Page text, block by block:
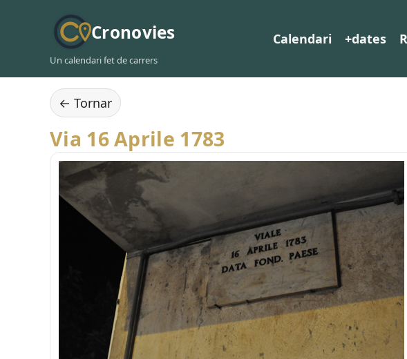
Cronovies
Un calendari fet de carrers
Calendari +dates
← Tornar
Via 16 Aprile 1783